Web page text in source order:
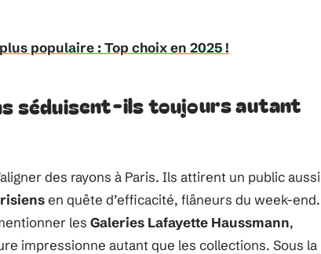
populaire : Top choix en 2025 !
séduisent-ils toujours autant
des rayons à Paris. Ils attirent un public aussi
en quête d’efficacité, flâneurs du week-end.
les Galeries Lafayette Haussmann,
impressionne autant que les collections. Sous la